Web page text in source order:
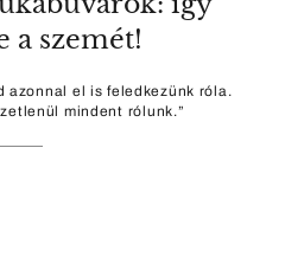
a szemét!
azonnal el is feledkezünk róla.
mindent rólunk.”